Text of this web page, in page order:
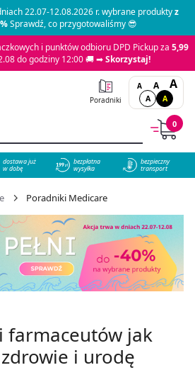
22.07-12.08.2026 r. wybrane produktyz
Sprawdź, co przygotowaliśmy 😎
i punktów odbioru DPD Pickup za 5,99
do godziny 12:00 🚚 ➡Skorzystaj!
Poradniki
A A A
A A
0
dostawa już
w dobę
bezpłatna
wysyłka
bezpieczny
transport
Poradniki Medicare
farmaceutów jak
i urodę